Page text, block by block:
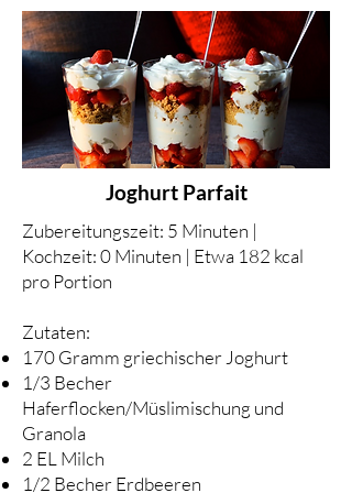
Joghurt Parfait
Zubereitungszeit: 5 Minuten |
Kochzeit: 0 Minuten | Etwa 182 kcal
pro Portion
Zutaten:
170 Gramm griechischer Joghurt
1/3 Becher
Haferflocken/Müslimischung und
Granola
2 EL Milch
1/2 Becher Erdbeeren